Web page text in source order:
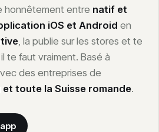
site dort
Google
site dormant
honnêtement entre natif et
iOS et Android en
, la publie sur les stores et te
te faut vraiment. Basé à
des entreprises de
toute la Suisse romande.